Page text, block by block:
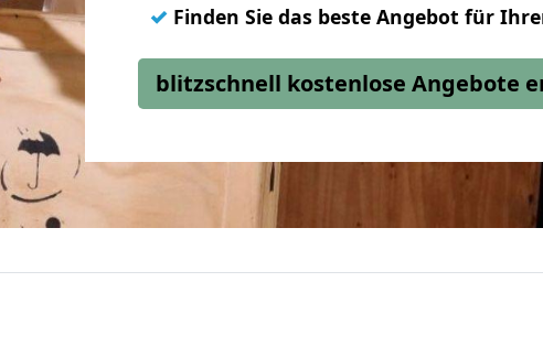
✓ Finden Sie das beste Angebot für
blitzschnell kostenlose Angebote